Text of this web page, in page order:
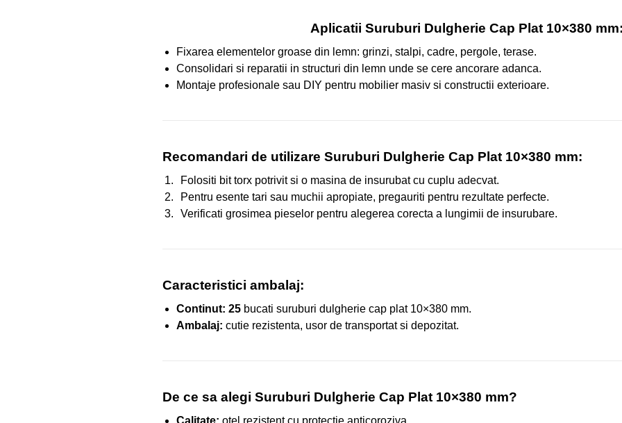
Aplicatii Suruburi Dulgherie Cap Plat 10×380 mm:
Fixarea elementelor groase din lemn: grinzi, stalpi, cadre, pergole, terase.
Consolidari si reparatii in structuri din lemn unde se cere ancorare adanca.
Montaje profesionale sau DIY pentru mobilier masiv si constructii exterioare.
Recomandari de utilizare Suruburi Dulgherie Cap Plat 10×380 mm:
Folositi bit torx potrivit si o masina de insurubat cu cuplu adecvat.
Pentru esente tari sau muchii apropiate, pregauriti pentru rezultate perfecte.
Verificati grosimea pieselor pentru alegerea corecta a lungimii de insurubare.
Caracteristici ambalaj:
Continut: 25bucati suruburi dulgherie cap plat 10×380 mm.
Ambalaj: cutie rezistenta, usor de transportat si depozitat.
De ce sa alegi Suruburi Dulgherie Cap Plat 10×380 mm?